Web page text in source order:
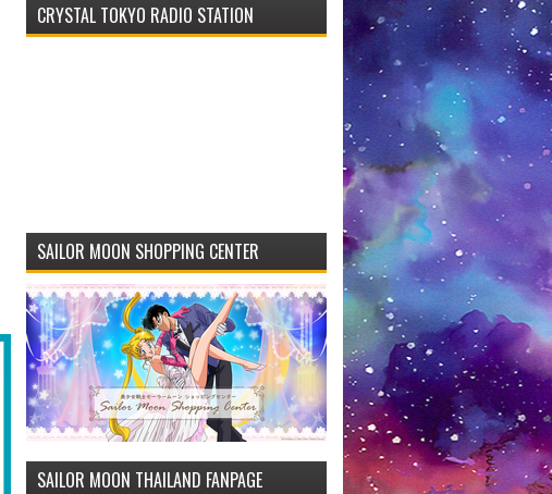
CRYSTAL TOKYO RADIO STATION
SAILOR MOON SHOPPING CENTER
SAILOR MOON THAILAND FANPAGE